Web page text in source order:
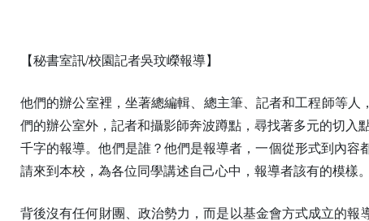
【秘書室訊/校園記者吳玟嶸報導】
他們的辦公室裡，坐著總編輯、總主筆、記者和工程師等
們的辦公室外，記者和攝影師奔波蹲點，尋找著多元的切
千字的報導。他們是誰？他們是報導者，一個從形式到內
請來到本校，為各位同學講述自己心中，報導者該有的模樣。
背後沒有任何財團、政治勢力，而是以基金會方式成立的